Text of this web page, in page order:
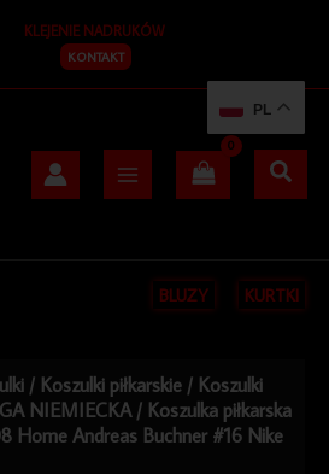
KLEJENIE NADRUKÓW
KONTAKT
BLUZY KURTKI
/ Koszulki piłkarskie / Koszulki
NIEMIECKA / Koszulka piłkarska
Home Andreas Buchner #16 Nike
PL